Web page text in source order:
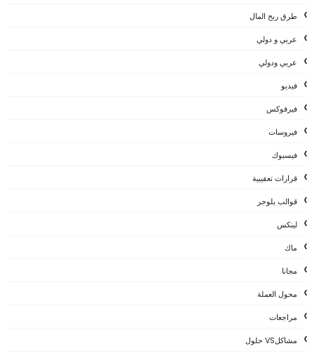
طرق ربح المال
عربي و دولي
عربي ودولي
فيديو
فيرفوكس
فيروسات
فيسبوك
قرارات تعقيبية
قوالب بلوجر
لينكس
ماك
مجانا
محول العملة
مراجعات
مشاكلVS حلول